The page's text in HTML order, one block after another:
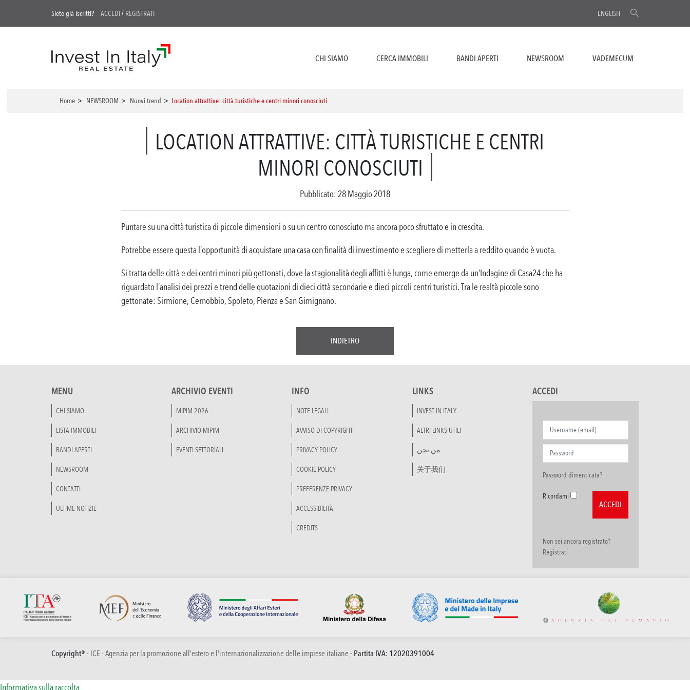
Siete già iscritti? ACCEDI/ REGISTRATI ENGLISH
CHI SIAMO CERCA IMMOBILI BANDI APERTI NEWSROOM VADEMECUM
Home > NEWSROOM > Nuovi trend > Location attrattive: città turistiche e centri minori conosciuti
LOCATION ATTRATTIVE: CITTÀ TURISTICHE E CENTRI
MINORI CONOSCIUTI
Pubblicato: 28 Maggio 2018
Puntare su una città turistica di piccole dimensioni o su un centro conosciuto ma ancora poco sfruttato e in crescita.
Potrebbe essere questa l’opportunità di acquistare una casa con finalità di investimento e scegliere di metterla a reddito quando è vuota.
Si tratta delle città e dei centri minori più gettonati, dove la stagionalità degli affitti è lunga, come emerge da un’Indagine di Casa24 che ha
riguardato l’analisi dei prezzi e trend delle quotazioni di dieci città secondarie e dieci piccoli centri turistici. Tra le realtà piccole sono
gettonate: Sirmione, Cernobbio, Spoleto, Pienza e San Gimignano.
INDIETRO
MENU
CHI SIAMO
LISTA IMMOBILI
BANDI APERTI
NEWSROOM
CONTATTI
ULTIME NOTIZIE
ARCHIVIO EVENTI
MIPIM 2026
ARCHIVIO MIPIM
EVENTI SETTORIALI
INFO
NOTE LEGALI
AVVISO DI COPYRIGHT
PRIVACY POLICY
COOKIE POLICY
PREFERENZE PRIVACY
ACCESSIBILITÀ
CREDITS
LINKS
INVEST IN ITALY
ALTRI LINKS UTILI
من نحن
关于我们
ACCEDI
Password dimenticata?
Ricordami
Non sei ancora registrato?
Registrati
Copyright® - ICE - Agenzia per la promozione all’estero e l'internazionalizzazione delle imprese italiane - Partita IVA: 12020391004
Informativa sulla raccolta